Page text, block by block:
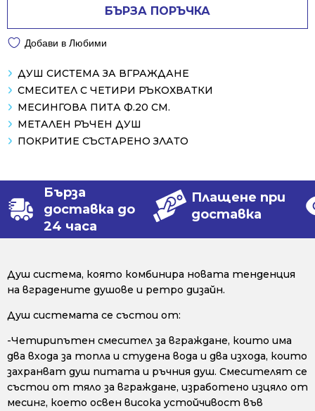
БЪРЗА ПОРЪЧКА
Добави в Любими
ДУШ СИСТЕМА ЗА ВГРАЖДАНЕ
СМЕСИТЕЛ С ЧЕТИРИ РЪКОХВАТКИ
МЕСИНГОВА ПИТА Ф.20 СМ.
МЕТАЛЕН РЪЧЕН ДУШ
ПОКРИТИЕ СЪСТАРЕНО ЗЛАТО
Бърза
доставка до
24 часа
Плащене при
доставка
Душ система, която комбинира новата тенденция
на вградените душове и ретро дизайн.
Душ системата се състои от:
-Четирипътен смесител за вграждане, които има
два входа за топла и студена вода и два изхода, които
захранват душ питата и ръчния душ. Смесителят се
състои от тяло за вграждане, изработено изцяло от
месинг, което освен висока устойчивост във